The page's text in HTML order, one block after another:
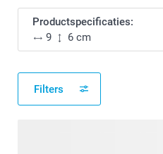
Productspecificaties:
9
6 cm
Filters